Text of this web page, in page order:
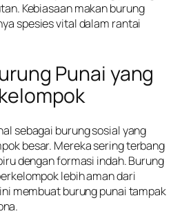
Kebiasaan makan burung
spesies vital dalam rantai
Punai yang
sebagai burung sosial yang
besar. Mereka sering terbang
dengan formasi indah. Burung
lebih aman dari
membuat burung punai tampak